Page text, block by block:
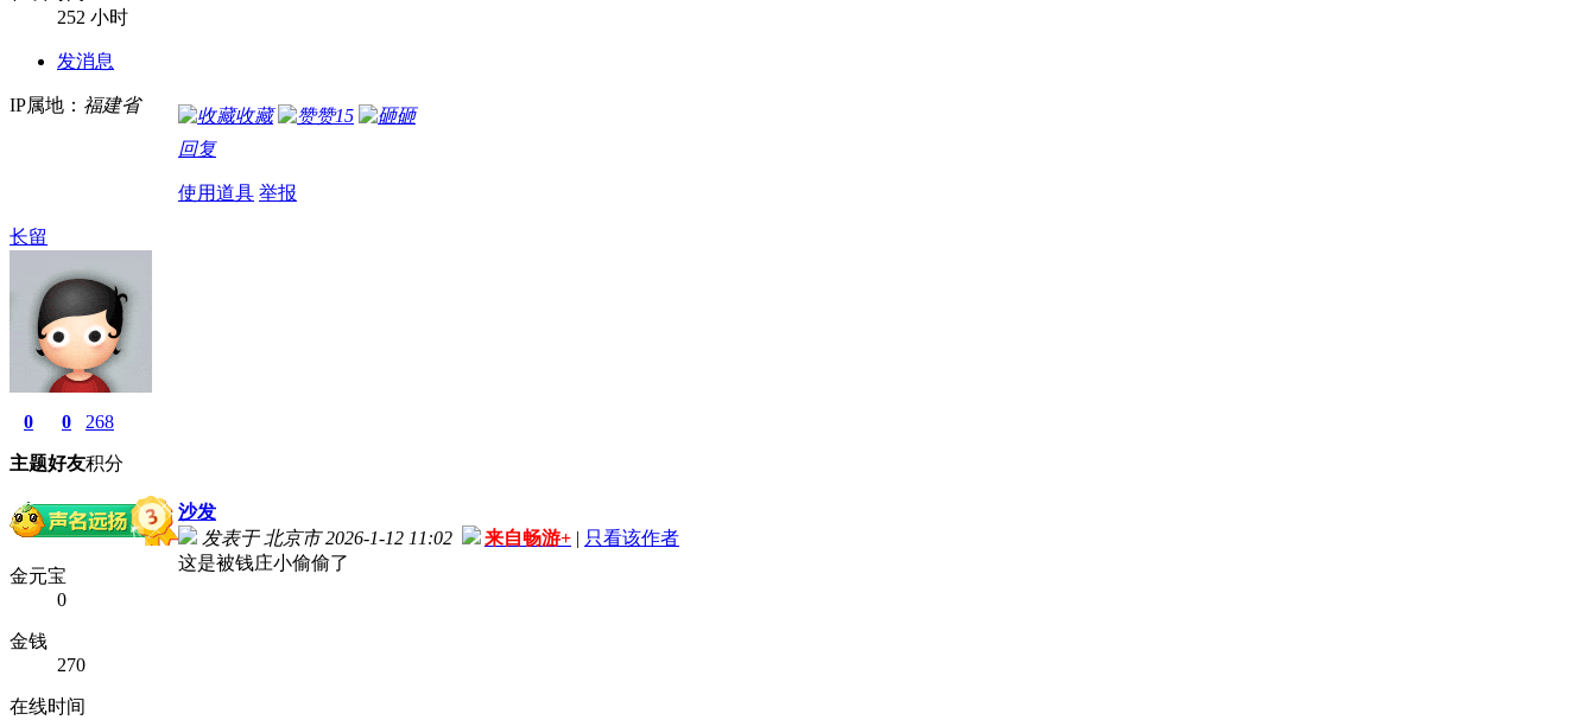
252 小时
发消息
IP属地： 福建省
收藏 赞15
砸
回复
使用道具 举报
长留
0
主题
0
好友
268
积分
金元宝
0
金钱
270
在线时间
沙发
发表于 北京市 2026-1-12 11:02
来自畅游+ | 只看该作者
这是被钱庄小偷偷了